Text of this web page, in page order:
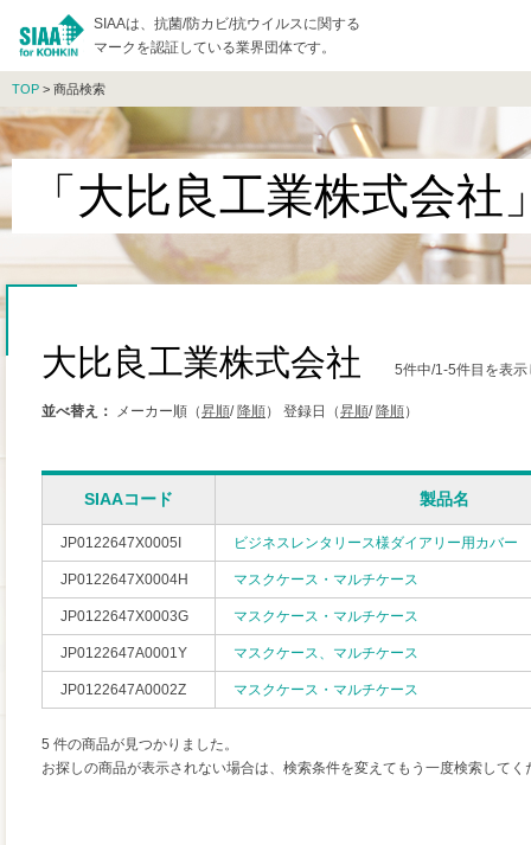
SIAAは、抗菌/防カビ/抗ウイルスに関する
マークを認証している業界団体です。
TOP > 商品検索
「大比良工業株式会社
大比良工業株式会社 5件中/1-5件目を表
並べ替え： メーカー順（昇順/ 降順） 登録日（昇順/ 降順）
SIAAコード 製品名
JP0122647X0005I ビジネスレンタリース様ダイアリー用カバー
JP0122647X0004H マスクケース・マルチケース
JP0122647X0003G マスクケース・マルチケース
JP0122647A0001Y マスクケース、マルチケース
JP0122647A0002Z マスクケース・マルチケース
5 件の商品が見つかりました。
お探しの商品が表示されない場合は、検索条件を変えてもう一度検索してく